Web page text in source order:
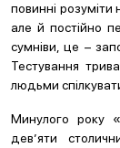
повинні
але й постійно
сумніви, це –
Тестування
людьми
Минулого року
дев’яти